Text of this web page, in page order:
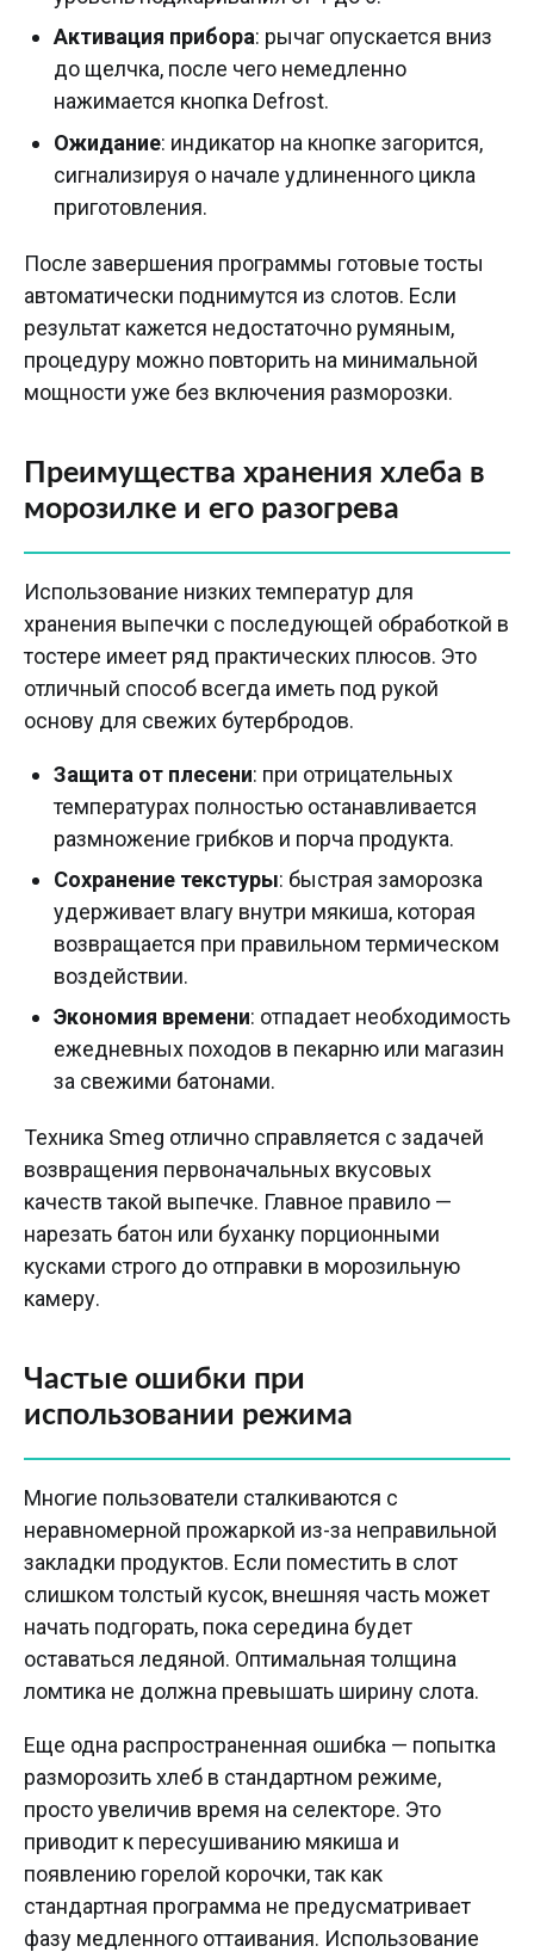
Активация прибора: рычаг опускается вниз
до щелчка, после чего немедленно
нажимается кнопка Defrost.
Ожидание: индикатор на кнопке загорится,
сигнализируя о начале удлиненного цикла
приготовления.
После завершения программы готовые тосты
автоматически поднимутся из слотов. Если
результат кажется недостаточно румяным,
процедуру можно повторить на минимальной
мощности уже без включения разморозки.
Преимущества хранения хлеба в
морозилке и его разогрева
Использование низких температур для
хранения выпечки с последующей обработкой в
тостере имеет ряд практических плюсов. Это
отличный способ всегда иметь под рукой
основу для свежих бутербродов.
Защита от плесени: при отрицательных
температурах полностью останавливается
размножение грибков и порча продукта.
Сохранение текстуры: быстрая заморозка
удерживает влагу внутри мякиша, которая
возвращается при правильном термическом
воздействии.
Экономия времени: отпадает необходимость
ежедневных походов в пекарню или магазин
за свежими батонами.
Техника Smeg отлично справляется с задачей
возвращения первоначальных вкусовых
качеств такой выпечке. Главное правило —
нарезать батон или буханку порционными
кусками строго до отправки в морозильную
камеру.
Частые ошибки при
использовании режима
Многие пользователи сталкиваются с
неравномерной прожаркой из-за неправильной
закладки продуктов. Если поместить в слот
слишком толстый кусок, внешняя часть может
начать подгорать, пока середина будет
оставаться ледяной. Оптимальная толщина
ломтика не должна превышать ширину слота.
Еще одна распространенная ошибка — попытка
разморозить хлеб в стандартном режиме,
просто увеличив время на селекторе. Это
приводит к пересушиванию мякиша и
появлению горелой корочки, так как
стандартная программа не предусматривает
фазу медленного оттаивания. Использование